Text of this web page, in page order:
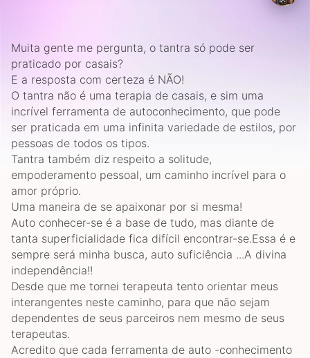
Muita gente me pergunta, o tantra só pode ser
praticado por casais?
E a resposta com certeza é NÃO!
O tantra não é uma terapia de casais, e sim uma
incrível ferramenta de autoconhecimento, que pode
ser praticada em uma infinita variedade de estilos, por
pessoas de todos os tipos.
Tantra também diz respeito a solitude,
empoderamento pessoal, um caminho incrível para o
amor próprio.
Uma maneira de se apaixonar por si mesma!
Auto conhecer-se é a base de tudo, mas diante de
tanta superficialidade fica difícil encontrar-se.Essa é e
sempre será minha busca, auto suficiência ...A divina
independência!!
Desde que me tornei terapeuta tento orientar meus
interangentes neste caminho, para que não sejam
dependentes de seus parceiros nem mesmo de seus
terapeutas.
Acredito que cada ferramenta de auto -conhecimento